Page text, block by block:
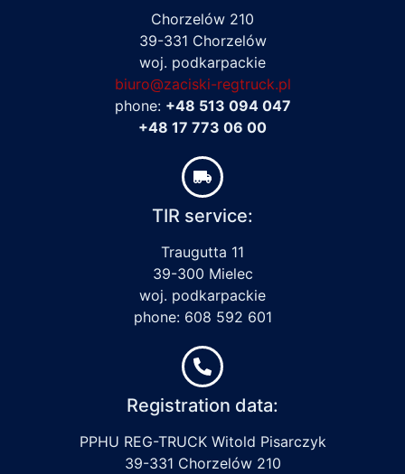
Chorzelów 210
39-331 Chorzelów
woj. podkarpackie
biuro@zaciski-regtruck.pl
phone: +48 513 094 047
+48 17 773 06 00
TIR service:
Traugutta 11
39-300 Mielec
woj. podkarpackie
phone: 608 592 601
Registration data:
PPHU REG-TRUCK Witold Pisarczyk
39-331 Chorzelów 210